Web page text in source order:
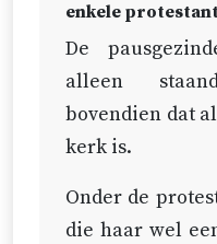
Bijgevolg
dat de paus
hoofd is.
Ja, het
worden.
enkele
De
alleen
bovendien dat
kerk is.
Onder de
die haar wel